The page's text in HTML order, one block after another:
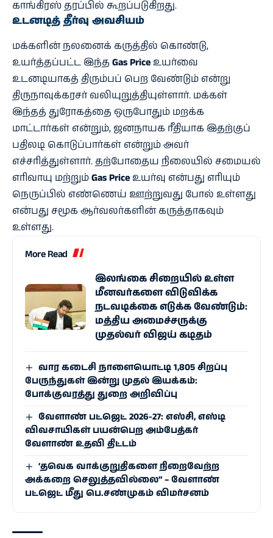
காங்கிரஸ் தரப்பில் கூறப்படுகிறது.
உடனடித் தீர்வு அவசியம்
மக்களின் நலனைக் கருத்தில் கொண்டு,
உயர்த்தப்பட்ட இந்த Gas Price உயர்வை
உடனடியாகத் திரும்பப் பெற வேண்டும் என்று
திருநாவுக்கரசர் வலியுறுத்தியுள்ளார். மக்கள்
இந்தத் துரோகத்தை ஒருபோதும் மறக்க
மாட்டார்கள் என்றும், ஜனநாயக ரீதியாக இதற்குப்
பதிலடி கொடுப்பார்கள் என்றும் அவர்
எச்சரித்துள்ளார். தற்போதைய நிலையில் சமையல்
எரிவாயு மற்றும்Gas Price உயர்வு என்பது எரியும்
நெருப்பில் எண்ணெய் ஊற்றுவது போல் உள்ளது
என்பது சமூக ஆர்வலர்களின் கருத்தாகவும்
உள்ளது.
More Read
இலங்கை சிறையில் உள்ள
மீனவர்களை விடுவிக்க
நடவடிக்கை எடுக்க வேண்டும்:
மத்திய அமைச்சருக்கு
முதல்வர் விஜய் கடிதம்
வார கடைசி நாளையொட்டி 1,805 சிறப்பு
பேருந்துகள் இன்று முதல் இயக்கம்:
போக்குவரத்து துறை அறிவிப்பு
வேளாண் பட்ஜெட் 2026-27: எஸ்சி, எஸ்டி
விவசாயிகள் பயன்பெற அம்பேத்கர்
வேளாண் உதவி திட்டம்
‘தவெக வாக்குறுதிகளை நிறைவேற்ற
அக்கறை செலுத்தவில்லை” – வேளாண்
பட்ஜெட் மீது பெ.சண்முகம் விமர்சனம்